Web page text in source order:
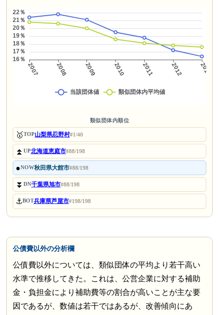
類似団体内順位
🥇TOP山梨県忍野村#1/40
⏫UP北海道恵庭市#88/198
●NOW秋田県大館市#88/198
⏬DN千葉県旭市#88/198
⚓BOT兵庫県芦屋市#198/198
公債費以外の分析欄
公債費以外については、類似団体の平均より若干高い
水準で推移してきた。これは、公営企業に対する補助
金・負担金により補助費等の割合が高いことが主な要
因であるが、数値は若干ではあるが、改善傾向にあ